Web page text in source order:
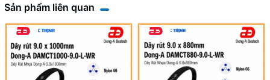
Sản phẩm liên quan